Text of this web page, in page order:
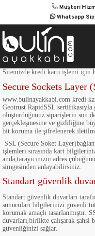
Müşteri
Whatsapp
Sitemizde kredi kartı işlemi için
Secure Sockets Layer
www.bulinayakkabi.com kredi
Geotrust RapidSSL sertifikasıyla
oluşturduğunuz siparişlerin son
gerçekleşmesine ve gizliliğine
bit koruma ile şifrelenerek
SSL (Secure Soket
işlemleri sırasında kart
anda,tarayıcınızın adres
simgesinden anlayabilirsiniz.
Standart güvenlik
Standart güvenlik duvarları
sunucuları bilgilerinizi güvenli
korumak amaçlı tasarlanmıştır.
duvarları,birlikte çalışarak şahsi
güvenliğinizi sağlar.